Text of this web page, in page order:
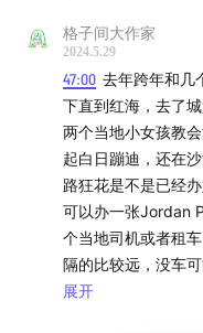
同名YouTube：放学
同名微信公众号：放
欢迎并感谢大家在爱
afdian.net
播客收听平台：【国内
电、汽水儿、荔枝、
格子间大作家
2024.5.29
47:00 去年跨年和几
下直到红海，去了
两个当地小女孩教
起白日蹦迪，还在
路狂花是不是已经
可以办一张Jordan
个当地司机或者租
隔的比较远，没车
当时小红书上找的
展开